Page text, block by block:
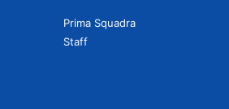
Prima Squadra
Staff